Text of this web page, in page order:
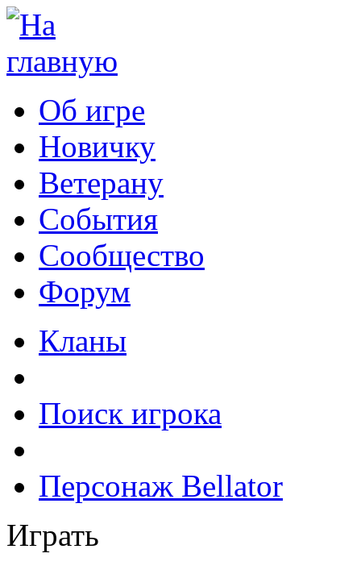
Об игре
Новичку
Ветерану
События
Сообщество
Форум
Кланы
Поиск игрока
Персонаж Bellator
Играть